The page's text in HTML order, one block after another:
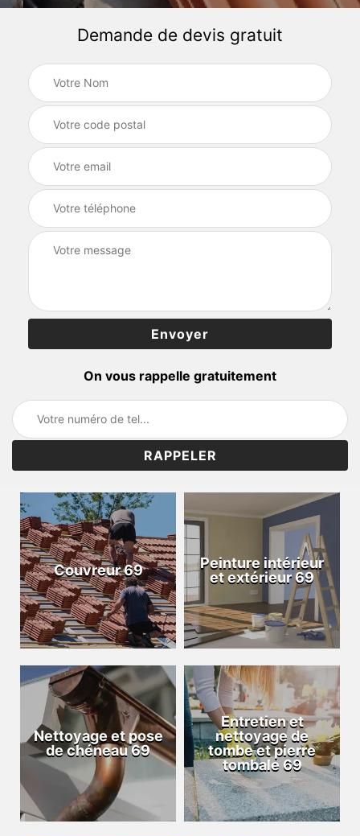
Demande de devis gratuit
On vous rappelle gratuitement
Couvreur 69
Peinture intérieur
et extérieur 69
Nettoyage et pose
de chéneau 69
Entretien et
nettoyage de
tombe et pierre
tombale 69